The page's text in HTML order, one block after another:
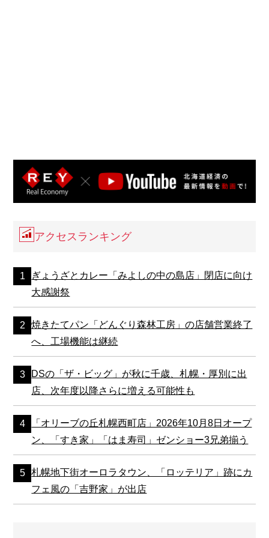
アクセスランキング
ぎょうざとカレー「みよしの中の島店」閉店に向け
大感謝祭
焼きたてパン「どんぐり森林工房」の店舗営業終了
へ、工場機能は継続
DSの「ザ・ビッグ」が秋に千歳、札幌・厚別に出
店、次年度以降さらに増える可能性も
「オリーブの丘札幌西町店」2026年10月8日オープ
ン、「すき家」「はま寿司」ゼンショー3兄弟揃う
札幌地下街オーロラタウン、「ロッテリア」跡にカ
フェ風の「吉野家」が出店